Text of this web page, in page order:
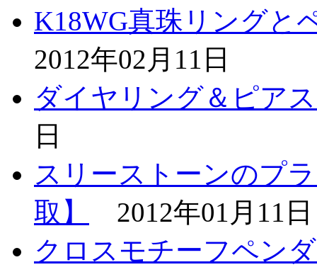
K18WG真珠リング
2012年02月11日
ダイヤリング＆ピア
日
スリーストーンのプ
取】
2012年01月11日
クロスモチーフペン